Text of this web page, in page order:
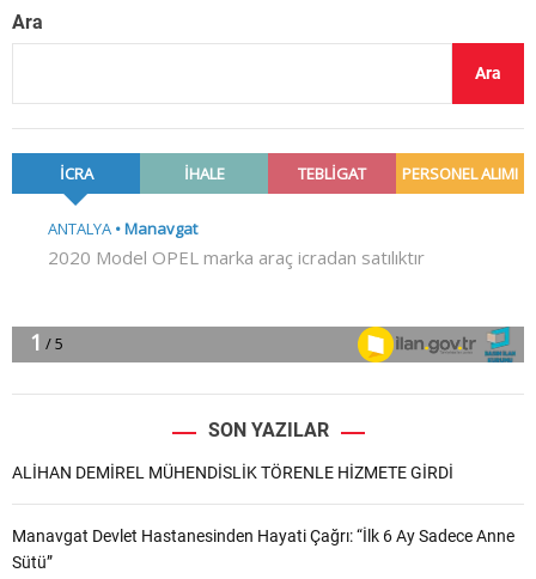
Ara
Ara
SON YAZILAR
ALİHAN DEMİREL MÜHENDİSLİK TÖRENLE HİZMETE GİRDİ
Manavgat Devlet Hastanesinden Hayati Çağrı: “İlk 6 Ay Sadece Anne
Sütü”